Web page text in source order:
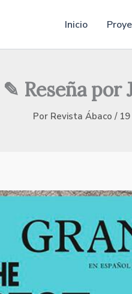
Inicio
Reseña por
Por Revista Ábaco /